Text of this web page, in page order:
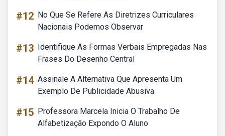
#12 No Que Se Refere As Diretrizes Curriculares
Nacionais Podemos Observar
#13 Identifique As Formas Verbais Empregadas Nas
Frases Do Desenho Central
#14 Assinale A Alternativa Que Apresenta Um
Exemplo De Publicidade Abusiva
#15 Professora Marcela Inicia O Trabalho De
Alfabetização Expondo O Aluno